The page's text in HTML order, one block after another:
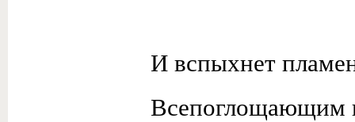
И вспыхнет
Всепоглощающим